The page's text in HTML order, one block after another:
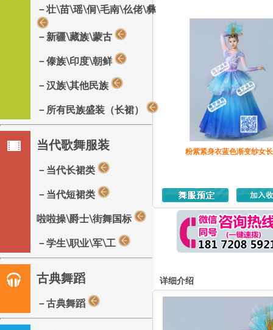
－壮\苗\瑶\侗\毛南\仫佬\彝
－新疆\藏族\蒙古
－傣族\印度\朝鲜
－汉族\其他民族
－所有民族盛装（长裙）
当代歌舞服装
－当代长裙类
－当代短裙类
啦啦操\爵士\街舞国标
－学生\职业\军\工
古典舞蹈
－古典舞蹈
粉紫紧身衣蓝色渐变纱女
详细介绍